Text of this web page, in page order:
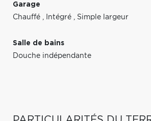
Garage
Chauffé , Intégré , Simple largeur
Salle de bains
Douche indépendante